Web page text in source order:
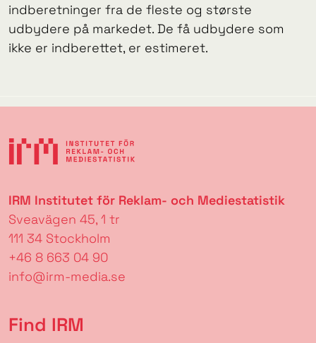
indberetninger fra de fleste og største
udbydere på markedet. De få udbydere som
ikke er indberettet, er estimeret.
IRM Institutet för Reklam- och Mediestatistik
Sveavägen 45, 1 tr
111 34 Stockholm
+46 8 663 04 90
info@irm-media.se
Find IRM